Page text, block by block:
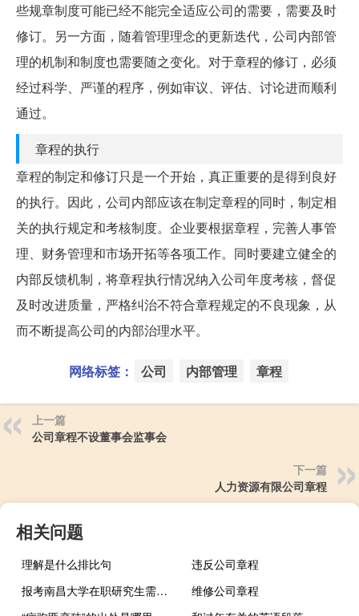
些规章制度可能已经不能完全适应公司的需要，需要及时
修订。另一方面，随着管理理念的更新迭代，公司内部管
理的机制和制度也需要随之变化。对于章程的修订，必须
经过科学、严谨的程序，例如审议、评估、讨论进而顺利
通过。
章程的执行
章程的制定和修订只是一个开始，真正重要的是得到良好
的执行。因此，公司内部应该在制定章程的同时，制定相
关的执行规定和考核制度。企业要根据章程，完善人事管
理、财务管理和市场开拓等各项工作。同时要建立健全的
内部反馈机制，将章程执行情况纳入公司年度考核，督促
及时改进质量，严格纠治不符合章程规定的不良现象，从
而不断提高公司的内部治理水平。
网络标签： 公司 内部管理 章程
上一篇
公司章程不设董事会监事会
下一篇
人力资源有限公司章程
相关问题
理解是什么排比句
违反公司章程
报考南昌大学在职研究生需要满足什么条件
维修公司章程